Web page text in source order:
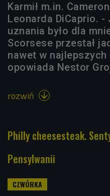
Karmił m.in.
Leonarda DiCaprio.
uznania było dla
Scorsese przestał
nawet w
opowiada Nestor
rozwiń 
Philly cheesesteak.
Pensylwanii